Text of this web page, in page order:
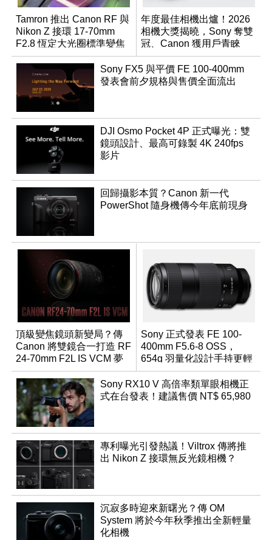
Tamron 推出 Canon RF 與
Nikon Z 接環 17-70mm
F2.8 恆定大光圈標準變焦
鏡
年度最佳相機出爐！2026
相機大獎揭曉，Sony 奪雙
冠、Canon 獲用戶青睞
Sony FX5 與平價 FE 100-400mm
發表會前夕規格與售價全面流出
DJI Osmo Pocket 4P 正式曝光：雙
鏡頭設計、最高可錄製 4K 240fps
影片
回歸攝影本質？Canon 新一代
PowerShot 隨身機傳今年底前現身
頂級變焦鏡頭新變局？傳
Canon 將雙鏡合一打造 RF
24-70mm F2L IS VCM 夢
幻規格
Sony 正式發表 FE 100-
400mm F5.6-8 OSS，
654g 羽量化設計手持更輕
鬆
Sony RX10 V 高倍率類單眼相機正
式在台發表！建議售價 NT$ 65,980
專利曝光引發熱議！Viltrox 傳將推
出 Nikon Z 接環無反光鏡相機？
沉寂多時迎來新曙光？傳 OM
System 將於今年秋季推出全新輕量
化相機